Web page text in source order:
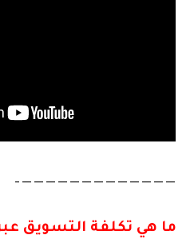
—————————————–
ما هي تكلفة التسويق